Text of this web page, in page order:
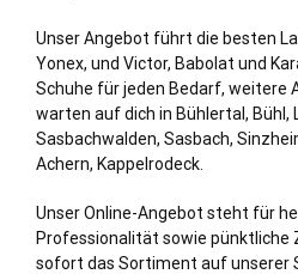
Unser Angebot führt die besten
Yonex, und Victor, Babolat und
Schuhe für jeden Bedarf, weitere
warten auf dich in Bühlertal, Bühl ,
Sasbachwalden, Sasbach,
Achern, Kappelrodeck.
Unser Online-Angebot steht für
Professionalität sowie pünktliche
sofort das Sortiment auf unserer